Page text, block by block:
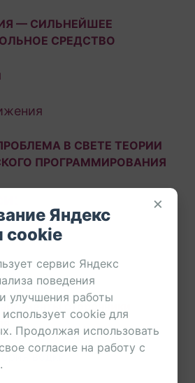
— СИЛЬНЕЙШЕЕ
СРЕДСТВО
В СВЕТЕ ТЕОРИИ
ПРОГРАММИРОВАНИЯ
сторонники
водки
×
Яндекс
cookie
сервис Яндекс
поведения
улучшения работы
cookie для
Продолжая использовать
согласие на работу с